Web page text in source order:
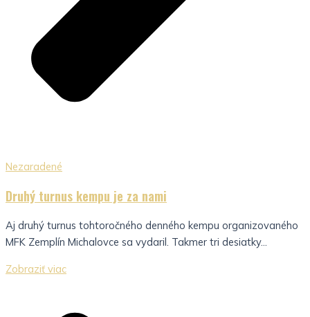
Nezaradené
Druhý turnus kempu je za nami
Aj druhý turnus tohtoročného denného kempu organizovaného
MFK Zemplín Michalovce sa vydaril. Takmer tri desiatky...
Zobraziť viac